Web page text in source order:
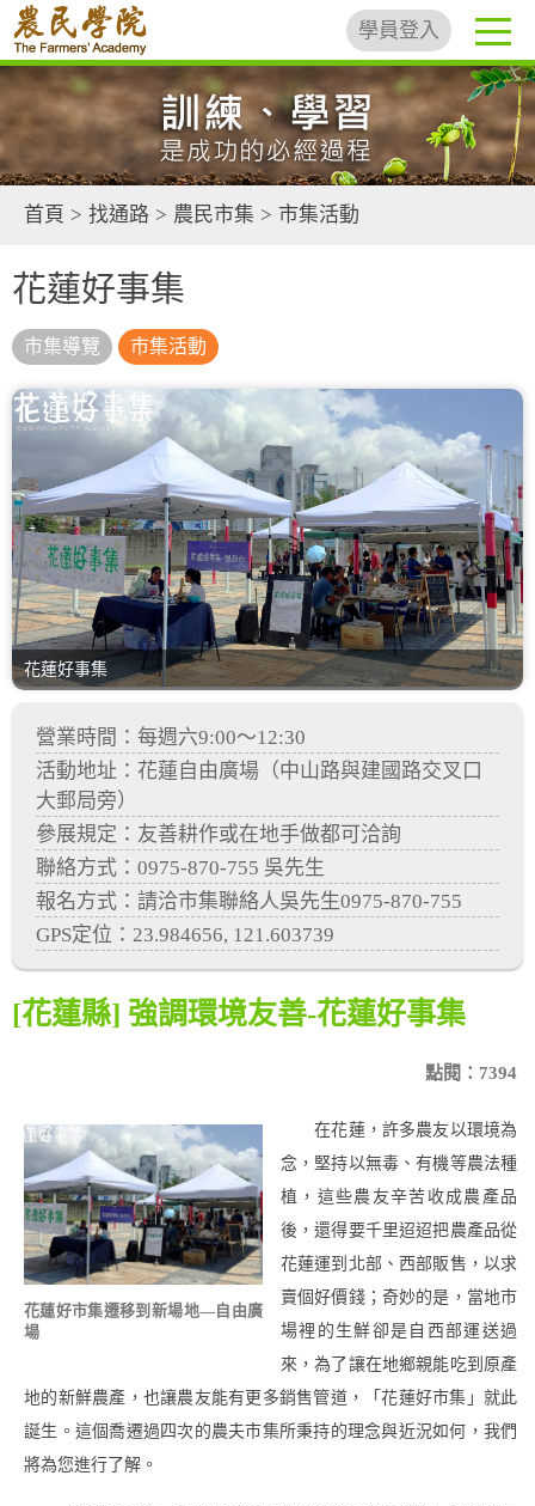
學員登入
首頁 > 找通路 > 農民市集 > 市集活動
花蓮好事集
市集導覽 市集活動
花蓮好事集
營業時間：每週六9:00～12:30
活動地址：花蓮自由廣場（中山路與建國路交叉口
大郵局旁）
參展規定：友善耕作或在地手做都可洽詢
聯絡方式：0975-870-755 吳先生
報名方式：請洽市集聯絡人吳先生0975-870-755
GPS定位：23.984656, 121.603739
[花蓮縣] 強調環境友善-花蓮好事集
點閱：7394
花蓮好市集遷移到新場地—自由廣
場
在花蓮，許多農友以環境為
念，堅持以無毒、有機等農法種
植，這些農友辛苦收成農產品
後，還得要千里迢迢把農產品從
花蓮運到北部、西部販售，以求
賣個好價錢；奇妙的是，當地市
場裡的生鮮卻是自西部運送過
來，為了讓在地鄉親能吃到原產
地的新鮮農產，也讓農友能有更多銷售管道，「花蓮好市集」就此
誕生。這個喬遷過四次的農夫市集所秉持的理念與近況如何，我們
將為您進行了解。